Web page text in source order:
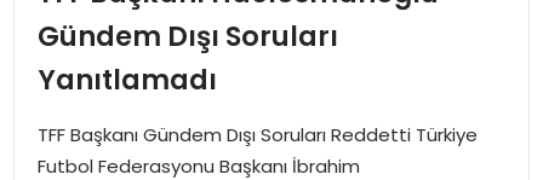
SPOR
SIYASET
Gündem Dışı Soruları
Yanıtlamadı
TFF Başkanı Gündem Dışı Soruları Reddetti Türkiye
Futbol Federasyonu Başkanı İbrahim